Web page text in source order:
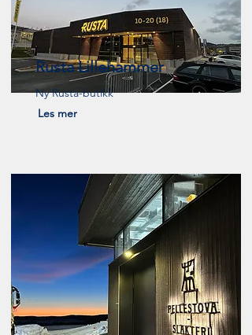
Rusta Lillehammer
Ny Rusta-butikk
Les mer